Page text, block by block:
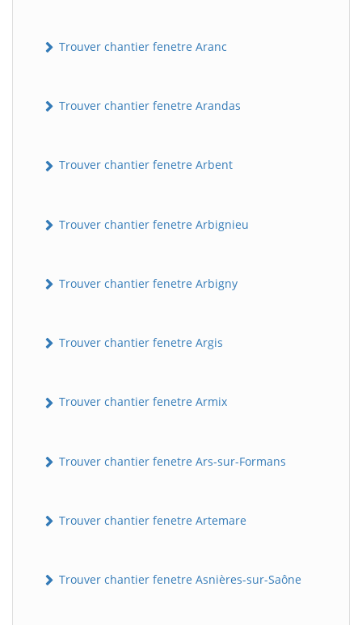
Trouver chantier fenetre Aranc
Trouver chantier fenetre Arandas
Trouver chantier fenetre Arbent
Trouver chantier fenetre Arbignieu
Trouver chantier fenetre Arbigny
Trouver chantier fenetre Argis
Trouver chantier fenetre Armix
Trouver chantier fenetre Ars-sur-Formans
Trouver chantier fenetre Artemare
Trouver chantier fenetre Asnières-sur-Saône